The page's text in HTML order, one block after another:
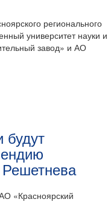
регионального
университет науки и
завод» и АО
будут
«Красноярский